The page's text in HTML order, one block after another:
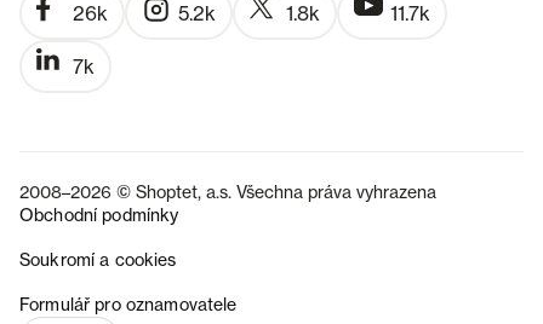
26k 5.2k 1.8k 11.7k
7k
2008–2026 © Shoptet, a.s. Všechna práva vyhrazena
Obchodní podmínky
Soukromí a cookies
Formulář pro oznamovatele